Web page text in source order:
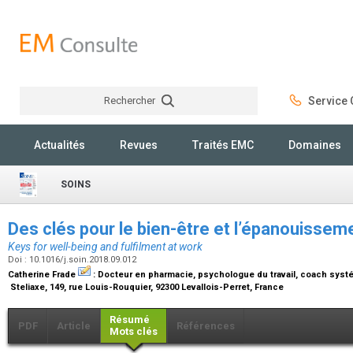
Rechercher Service
Actualités Revues Traités EMC Domaines
SOINS
Des clés pour le bien-être et
Keys for well-being and fulfilment at work
Doi : 10.1016/j.soin.2018.09.012
Catherine Frade
: Docteur en pharmacie, psychologue du travail, coach
Steliaxe, 149, rue Louis-Rouquier, 92300 Levallois-Perret, France
PDF Article
Résumé
Mots clés
Références